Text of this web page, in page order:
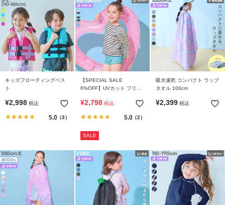
す
新
作
か
特
探
す
キッズフローティングベス
ト
¥2,998 税込
5.0（3）
【SPECIAL SALE
6%OFF】UVカット フリル
ットアップ
¥2,798 税込
5.0（2）
SALE
吸水速乾 コンパクト ラップ
タオル 100cm
¥2,399 税込